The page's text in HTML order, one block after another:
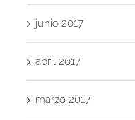
junio 2017
abril 2017
marzo 2017